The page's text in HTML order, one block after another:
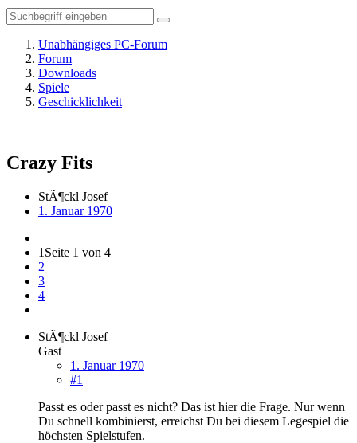
Unabhängiges PC-Forum
Forum
Downloads
Spiele
Geschicklichkeit
Crazy Fits
StÃ¶ckl Josef
1. Januar 1970
1 Seite 1 von 4
2
3
4
StÃ¶ckl Josef
Gast
1. Januar 1970
#1
Passt es oder passt es nicht? Das ist hier die Frage. Nur wenn
Du schnell kombinierst, erreichst Du bei diesem Legespiel die
höchsten Spielstufen.